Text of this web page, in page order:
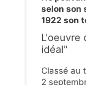
selon son
1922 son
L'oeuvre
idéal"
Classé au
2